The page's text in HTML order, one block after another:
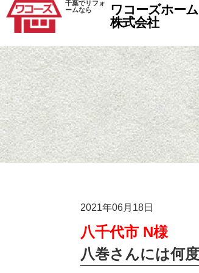
千葉でリフォ
ームなら
ワコーズホーム
株式会社
2021年06月18日
八千代市 N様
八巻さんには何